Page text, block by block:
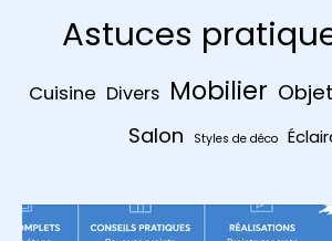
Astuces
Cuisine Divers Mobilier
Salon Styles de déco